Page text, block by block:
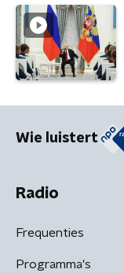
Wie luistert
Radio
Frequenties
Programma's